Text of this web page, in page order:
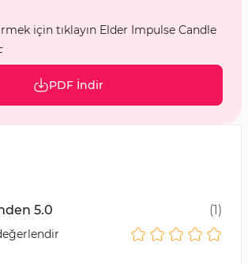
için tıklayın Elder Impulse Candle
PDF İndir
5.0 (1)